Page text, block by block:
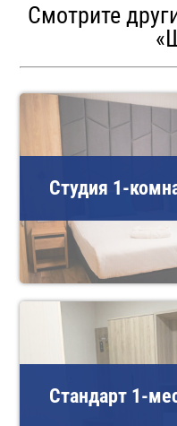
Смотрите
Студия 1-
Стандарт 1-